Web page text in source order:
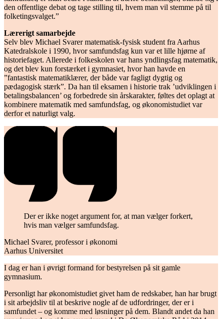
den offentlige debat og tage stilling til, hvem man vil stemme på til
folketingsvalget.”
Lærerigt samarbejde
Selv blev Michael Svarer matematisk-fysisk student fra Aarhus
Katedralskole i 1990, hvor samfundsfag kun var et lille hjørne af
historiefaget. Allerede i folkeskolen var hans yndlingsfag matematik,
og det blev kun forstærket i gymnasiet, hvor han havde en
”fantastisk matematiklærer, der både var fagligt dygtig og
pædagogisk stærk”. Da han til eksamen i historie trak ’udviklingen i
betalingsbalancen’ og forbedrede sin årskarakter, føltes det oplagt at
kombinere matematik med samfundsfag, og økonomistudiet var
derfor et naturligt valg.
Der er ikke noget argument for, at man vælger forkert,
hvis man vælger ­samfundsfag.
Michael Svarer, professor i økonomi
Aarhus Universitet
I dag er han i øvrigt formand for bestyrelsen på sit gamle
gymnasium.
Personligt har økonomistudiet givet ham de redskaber, han har brugt
i sit arbejdsliv til at beskrive nogle af de udfordringer, der er i
samfundet – og komme med løsninger på dem. Blandt andet da han